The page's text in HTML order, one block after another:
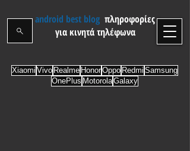
android best blog πληροφορίες
για κινητά τηλέφωνα
Xiaomi Vivo Realme HonorOppo Redmi Samsung
OnePlus MotorolaGalaxy